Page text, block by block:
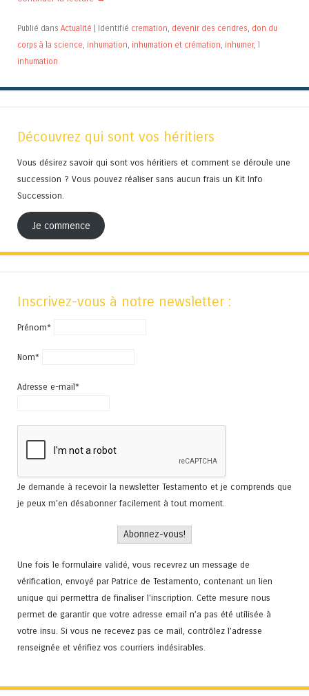
Publié dans Actualité Identifié cremation, devenir des cendres, don du
corps à la science, inhumation, inhumation et crémation, inhumer, l
inhumation
Découvrez qui sont vos héritiers
Vous désirez savoir qui sont vos héritiers et comment se déroule une
succession ? Vous pouvez réaliser sans aucun frais un Kit Info
Succession.
Je commence
Inscrivez-vous à notre newsletter :
Prénom*
Nom*
Adresse e-mail*
Je demande à recevoir la newsletter Testamento et je comprends que
je peux m'en désabonner facilement à tout moment.
Une fois le formulaire validé, vous recevrez un message de
vérification, envoyé par Patrice de Testamento, contenant un lien
unique qui permettra de finaliser l'inscription. Cette mesure nous
permet de garantir que votre adresse email n’a pas été utilisée à
votre insu. Si vous ne recevez pas ce mail, contrôlez l’adresse
renseignée et vérifiez vos courriers indésirables.